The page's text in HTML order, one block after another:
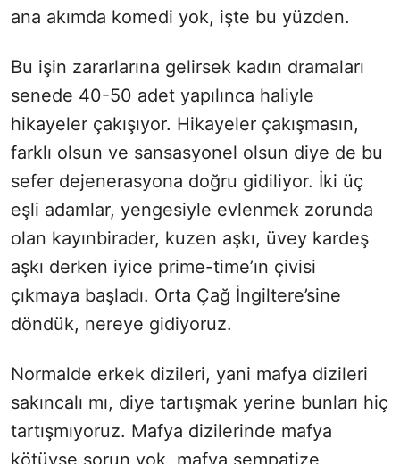
ana akımda komedi yok, işte bu yüzden.
Bu işin zararlarına gelirsek kadın dramaları
senede 40-50 adet yapılınca haliyle
hikayeler çakışıyor. Hikayeler çakışmasın,
farklı olsun ve sansasyonel olsun diye de bu
sefer dejenerasyona doğru gidiliyor. İki üç
eşli adamlar, yengesiyle evlenmek zorunda
olan kayınbirader, kuzen aşkı, üvey kardeş
aşkı derken iyice prime-time’ın çivisi
çıkmaya başladı. Orta Çağ İngiltere’sine
döndük, nereye gidiyoruz.
Normalde erkek dizileri, yani mafya dizileri
sakıncalı mı, diye tartışmak yerine bunları hiç
tartışmıyoruz. Mafya dizilerinde mafya
kötüyse sorun yok, mafya sempatize